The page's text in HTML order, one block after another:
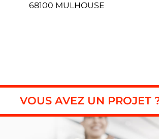
68100 MULHOUSE
VOUS AVEZ UN PROJET